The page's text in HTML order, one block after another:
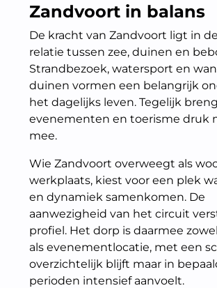
Zandvoort in balans
De kracht van Zandvoort ligt in
relatie tussen zee, duinen en
Strandbezoek, watersport en
duinen vormen een belangrijk
het dagelijks leven. Tegelijk
evenementen en toerisme druk
mee.
Wie Zandvoort overweegt als
werkplaats, kiest voor een plek
en dynamiek samenkomen. De
aanwezigheid van het circuit
profiel. Het dorp is daarmee
als evenementlocatie, met een
overzichtelijk blijft maar in
perioden intensief aanvoelt.